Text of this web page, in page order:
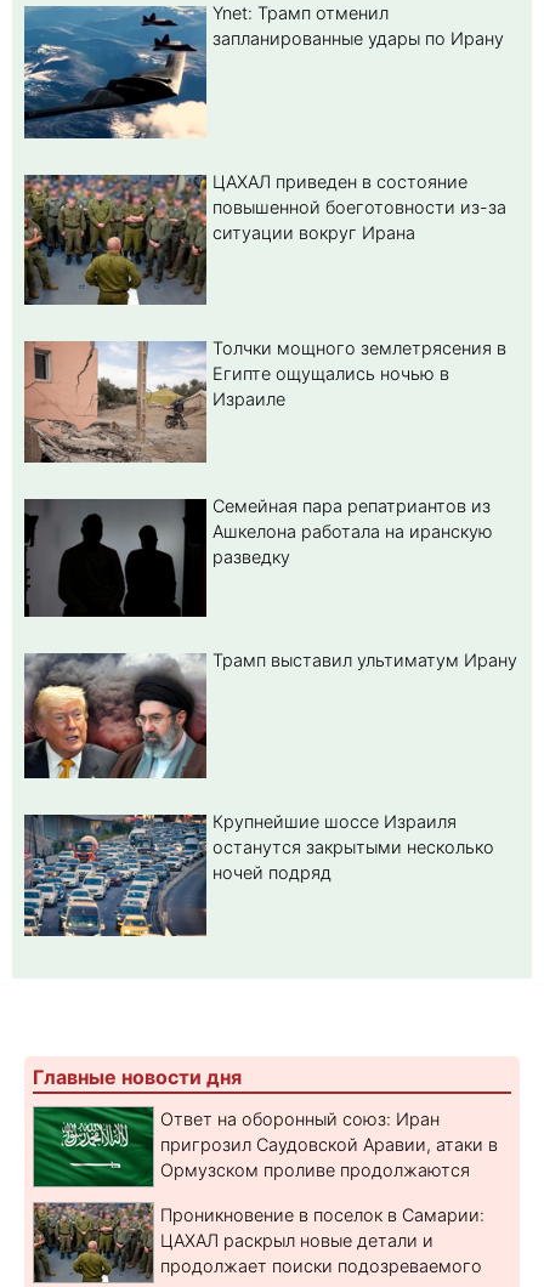
Ynet: Трамп отменил
запланированные удары по Ирану
ЦАХАЛ приведен в состояние
повышенной боеготовности из-за
ситуации вокруг Ирана
Толчки мощного землетрясения в
Египте ощущались ночью в
Израиле
Семейная пара репатриантов из
Ашкелона работала на иранскую
разведку
Трамп выставил ультиматум Ирану
Крупнейшие шоссе Израиля
останутся закрытыми несколько
ночей подряд
Главные новости дня
Ответ на оборонный союз: Иран
пригрозил Саудовской Аравии, атаки в
Ормузском проливе продолжаются
Проникновение в поселок в Самарии:
ЦАХАЛ раскрыл новые детали и
продолжает поиски подозреваемого